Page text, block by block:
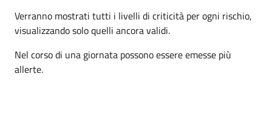
Verranno mostrati tutti i livelli di criticità per ogni rischio,
visualizzando solo quelli ancora validi.
Nel corso di una giornata possono essere emesse più
allerte.